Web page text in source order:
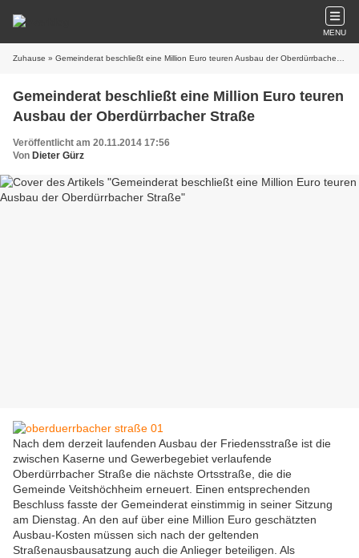
MENU
Zuhause » Gemeinderat beschließt eine Million Euro teuren Ausbau der Oberdürrbacher Straße
Gemeinderat beschließt eine Million Euro teuren
Ausbau der Oberdürrbacher Straße
Veröffentlicht am 20.11.2014 17:56
Von Dieter Gürz
Nach dem derzeit laufenden Ausbau der Friedensstraße ist die
zwischen Kaserne und Gewerbegebiet verlaufende
Oberdürrbacher Straße die nächste Ortsstraße, die die
Gemeinde Veitshöchheim erneuert. Einen entsprechenden
Beschluss fasste der Gemeinderat einstimmig in seiner Sitzung
am Dienstag. An den auf über eine Million Euro geschätzten
Ausbau-Kosten müssen sich nach der geltenden
Straßenausbausatzung auch die Anlieger beteiligen. Als